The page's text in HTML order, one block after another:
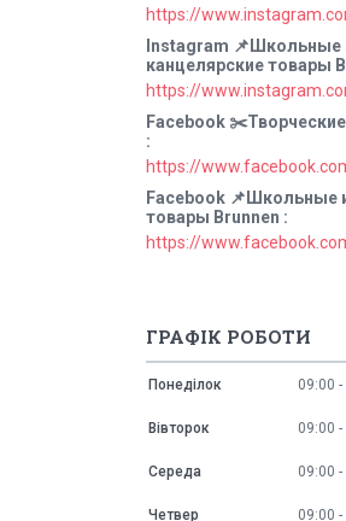
https://
Instagram 📌Школьные
канцелярские товары
https://
Facebook
Facebook 📌Школьные
товары Brunnen
https://
ГРАФІК РОБОТИ
Понеділок 09:00
Вівторок 09:00
Середа 09:00
Четвер 09:00